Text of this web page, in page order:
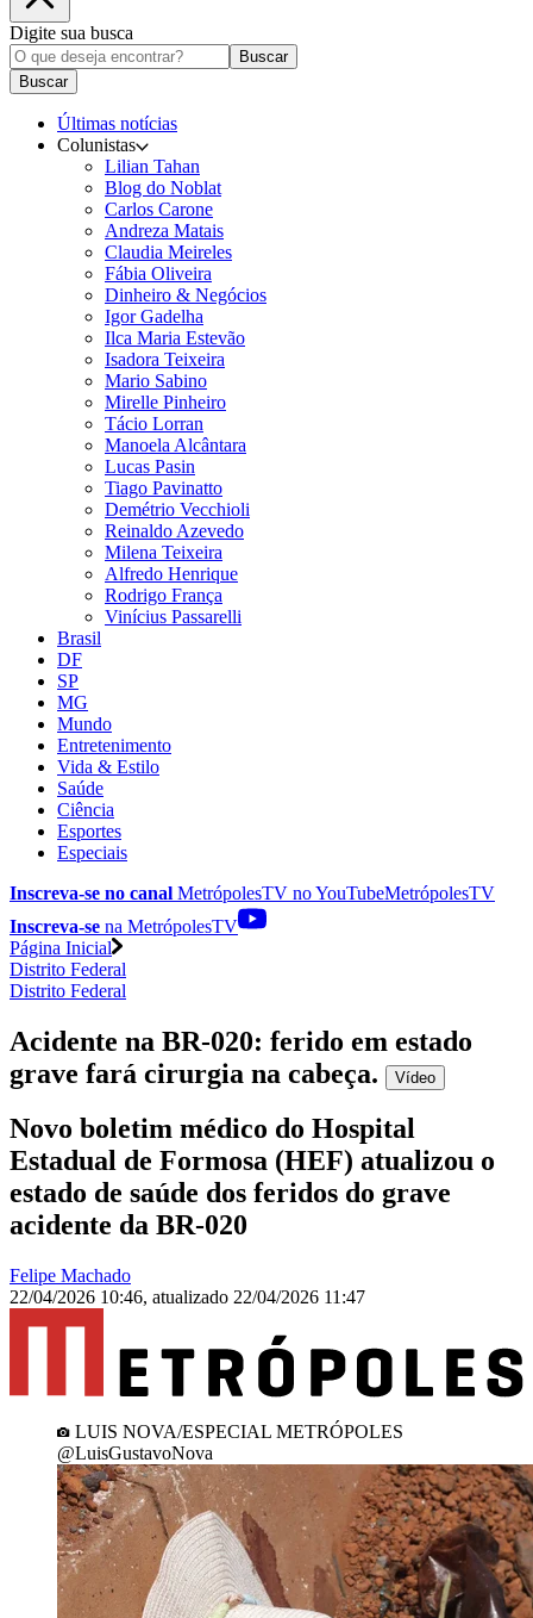
Digite sua busca
Buscar
Buscar
Últimas notícias
Colunistas
Lilian Tahan
Blog do Noblat
Carlos Carone
Andreza Matais
Claudia Meireles
Fábia Oliveira
Dinheiro & Negócios
Igor Gadelha
Ilca Maria Estevão
Isadora Teixeira
Mario Sabino
Mirelle Pinheiro
Tácio Lorran
Manoela Alcântara
Lucas Pasin
Tiago Pavinatto
Demétrio Vecchioli
Reinaldo Azevedo
Milena Teixeira
Alfredo Henrique
Rodrigo França
Vinícius Passarelli
Brasil
DF
SP
MG
Mundo
Entretenimento
Vida & Estilo
Saúde
Ciência
Esportes
Especiais
Inscreva-se no canal MetrópolesTV noYouTubeMetrópolesTV
Inscreva-se na MetrópolesTV
Página Inicial
Distrito Federal
Distrito Federal
Acidente na BR-020: ferido em estado
grave fará cirurgia na cabeça. Vídeo
Novo boletim médico do Hospital
Estadual de Formosa (HEF) atualizou o
estado de saúde dos feridos do grave
acidente da BR-020
Felipe Machado
22/04/2026 10:46, atualizado 22/04/2026 11:47
LUIS NOVA/ESPECIAL METRÓPOLES
@LuisGustavoNova